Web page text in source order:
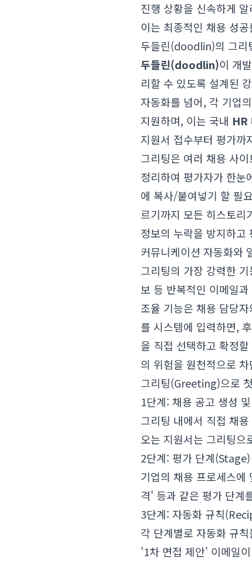
진행 상황을 신속하게
이는 최종적인 채용 성
두들린(doodlin)의 그리
두들린(doodlin)이 개
리할 수 있도록 설계된
자동화를 넘어, 각 기업
지원하며, 이는 국내 HR
지원서 접수부터 평가까
그리팅은 여러 채용 사
정리하여 평가자가 한눈
에 복사/붙여넣기 할 필
르기까지 모든 히스토리
정보의 누락을 방지하고
커뮤니케이션 자동화와
그리팅의 가장 강력한
보 등 반복적인 이메일
조율 기능은 채용 담당
를 시스템에 입력하면,
을 직접 선택하고 확정
의 위험을 원천적으로
그리팅(Greeting)으로
1단계: 채용 공고 생성
그리팅 내에서 직접 채
오는 지원서는 그리팅으
2단계: 평가 단계(Stage)
기업의 채용 프로세스
격' 등과 같은 평가 단계
3단계: 자동화 규칙
각 단계별로 자동화 규
'1차 면접 제안' 이메일